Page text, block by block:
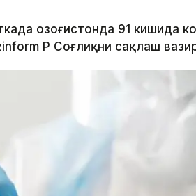
Қозоғистонда 91 кишида
ҚР Соғлиқни сақлаш